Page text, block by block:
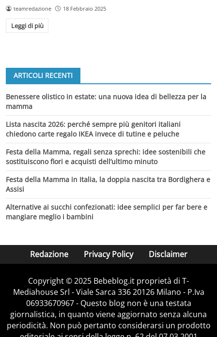
teamredazione 18 Febbraio 2025
Leggi di più
ARTICOLI RECENTI
Benessere olistico in estate: una nuova idea di bellezza per la
mamma
Lista nascita 2026: perché sempre più genitori italiani
chiedono carte regalo IKEA invece di tutine e peluche
Festa della Mamma, regali senza sprechi: idee sostenibili che
sostituiscono fiori e acquisti dell’ultimo minuto
Festa della Mamma in Italia, la doppia nascita tra Bordighera e
Assisi
Alternative ai succhi confezionati: idee semplici per far bere e
mangiare meglio i bambini
Redazione Privacy Policy Disclaimer
Copyright © 2025 Bebeblog.it proprietà di T-
Mediahouse Srl - Viale Sarca 336 20126 Milano - P.Iva
06933670967 - Questo blog non è una testata
giornalistica, in quanto viene aggiornato senza alcuna
periodicità. Non può pertanto considerarsi un prodotto